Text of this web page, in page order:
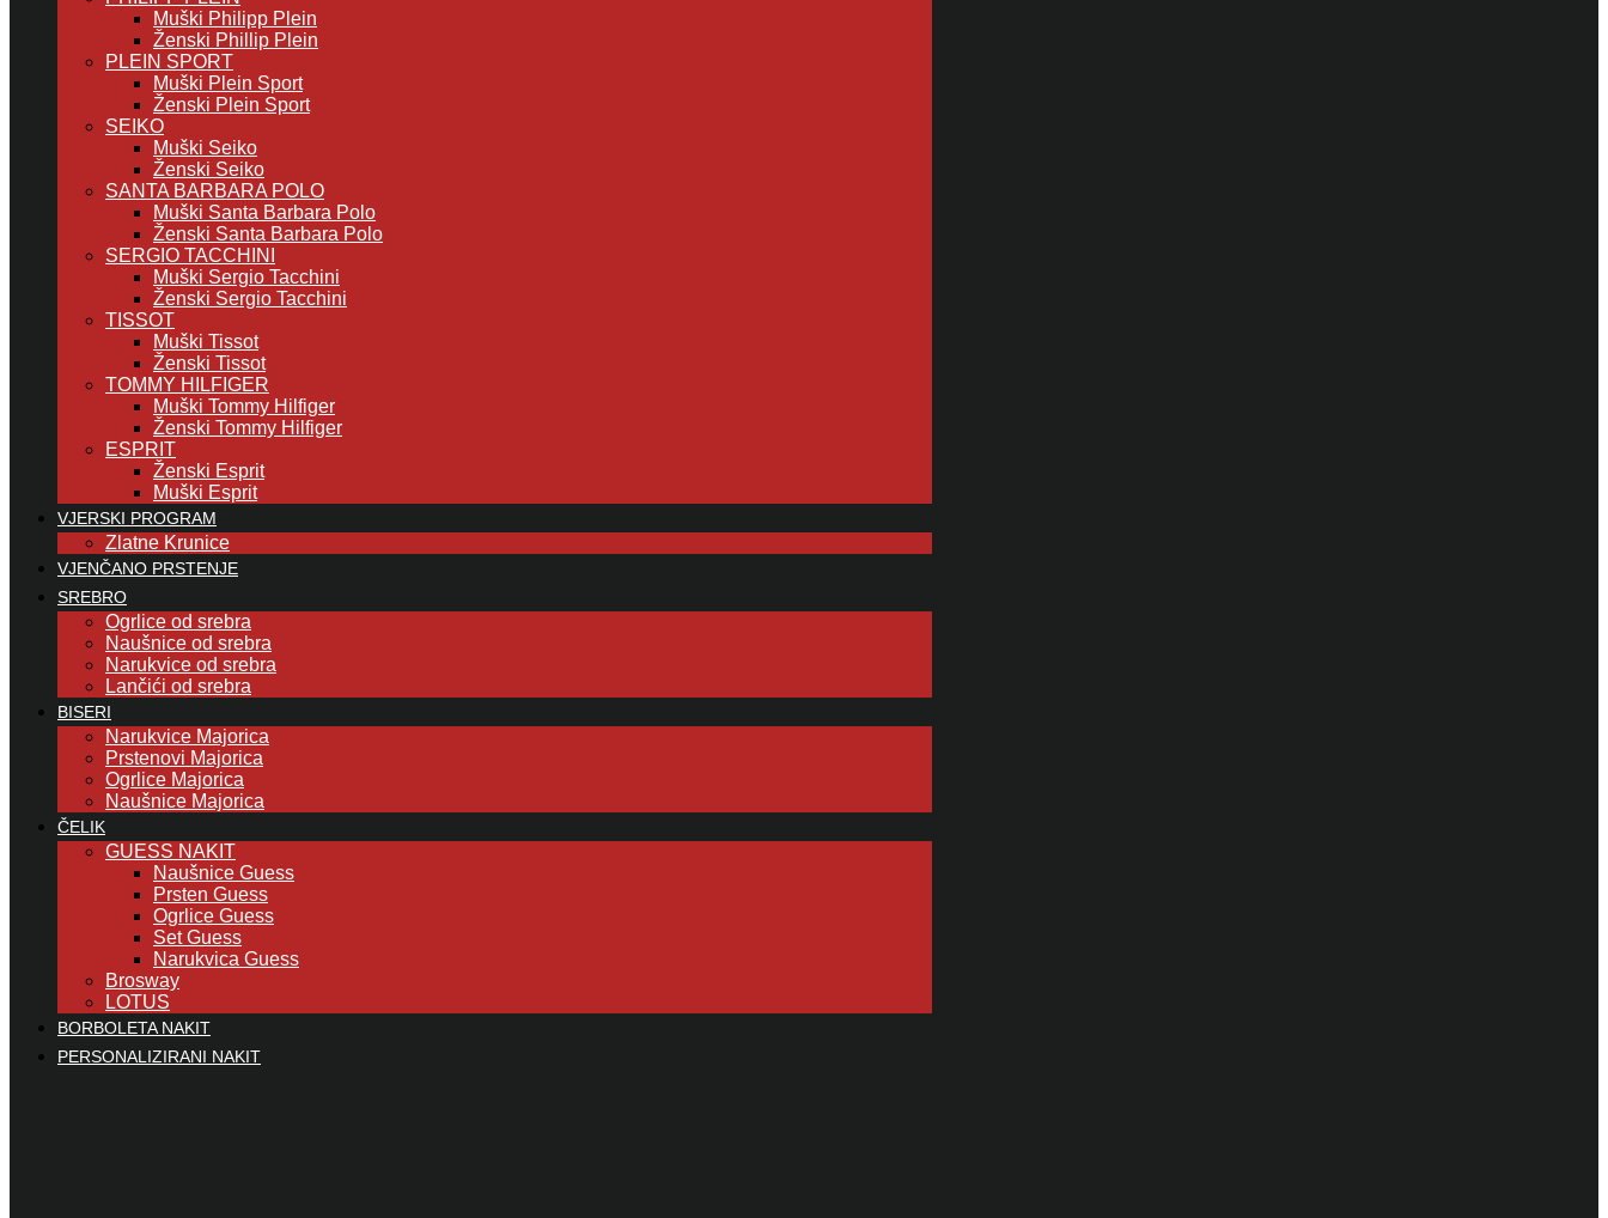
Muški Philipp Plein
Ženski Phillip Plein
PLEIN SPORT
Muški Plein Sport
Ženski Plein Sport
SEIKO
Muški Seiko
Ženski Seiko
SANTA BARBARA POLO
Muški Santa Barbara Polo
Ženski Santa Barbara Polo
SERGIO TACCHINI
Muški Sergio Tacchini
Ženski Sergio Tacchini
TISSOT
Muški Tissot
Ženski Tissot
TOMMY HILFIGER
Muški Tommy Hilfiger
Ženski Tommy Hilfiger
ESPRIT
Ženski Esprit
Muški Esprit
VJERSKI PROGRAM
Zlatne Krunice
VJENČANO PRSTENJE
SREBRO
Ogrlice od srebra
Naušnice od srebra
Narukvice od srebra
Lančići od srebra
BISERI
Narukvice Majorica
Prstenovi Majorica
Ogrlice Majorica
Naušnice Majorica
ČELIK
GUESS NAKIT
Naušnice Guess
Prsten Guess
Ogrlice Guess
Set Guess
Narukvica Guess
Brosway
LOTUS
BORBOLETA NAKIT
PERSONALIZIRANI NAKIT